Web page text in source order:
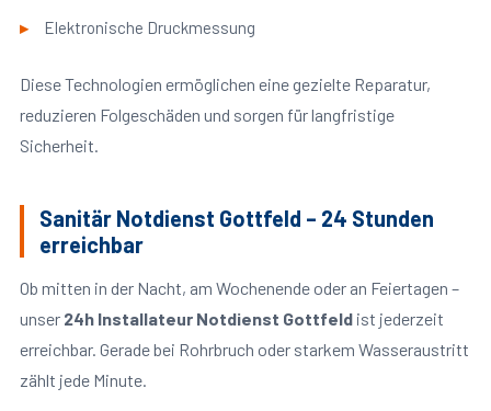
Elektronische Druckmessung
Diese Technologien ermöglichen eine gezielte Reparatur,
reduzieren Folgeschäden und sorgen für langfristige
Sicherheit.
Sanitär Notdienst Gottfeld – 24 Stunden
erreichbar
Ob mitten in der Nacht, am Wochenende oder an Feiertagen –
unser 24h Installateur Notdienst Gottfeldist jederzeit
erreichbar. Gerade bei Rohrbruch oder starkem Wasseraustritt
zählt jede Minute.